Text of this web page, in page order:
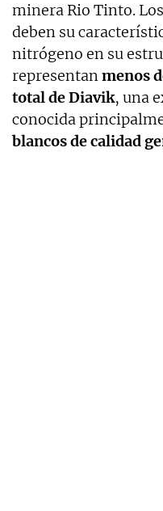
minera Rio Tinto.
deben su
nitrógeno en su
representanmenos
total de Diavik, una
conocida
blancos de calidad